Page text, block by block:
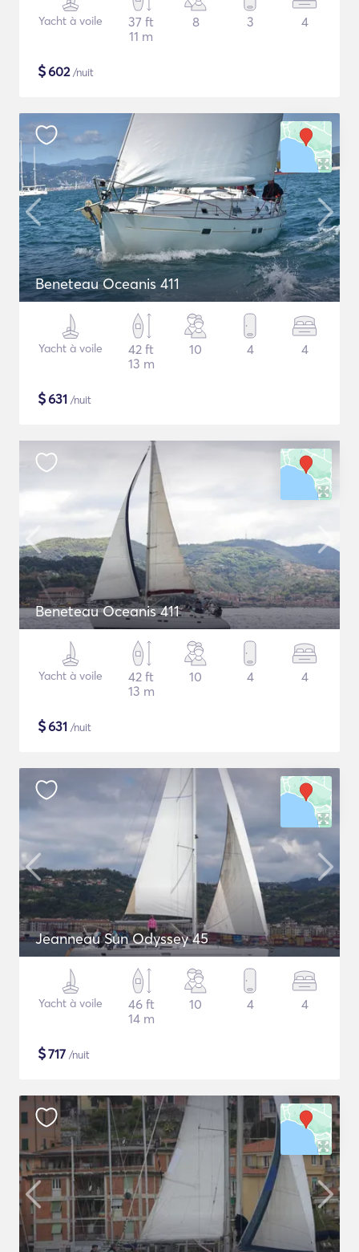
Yacht à voile
37 ft
11 m
8 3 4
$602/nuit
Beneteau Oceanis 411
Yacht à voile
42 ft
13 m
10 4 4
$631 /nuit
Beneteau Oceanis 411
Yacht à voile
42 ft
13 m
10 4 4
$631 /nuit
Jeanneau Sun Odyssey 45
Yacht à voile
46 ft
14 m
10 4 4
$717 /nuit